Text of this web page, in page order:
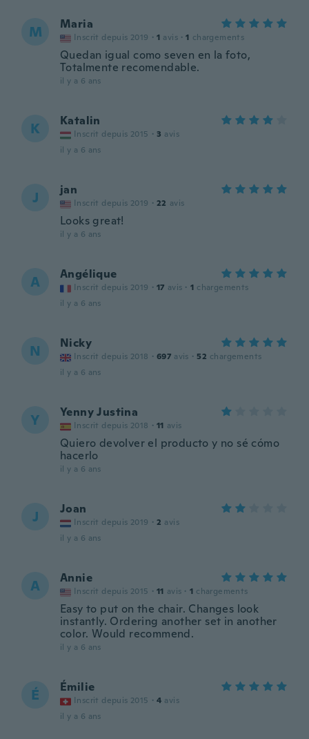
M Maria
Inscrit depuis 2019 · 1 avis · 1 chargements
Quedan igual como seven en la foto,
Totalmente recomendable.
il y a 6 ans
K Katalin
Inscrit depuis 2015 · 3 avis
il y a 6 ans
J jan
Inscrit depuis 2019 · 22 avis
Looks great!
il y a 6 ans
A Angélique
Inscrit depuis 2019 · 17 avis · 1 chargements
il y a 6 ans
N Nicky
Inscrit depuis 2018 · 697 avis · 52 chargements
il y a 6 ans
Y Yenny Justina
Inscrit depuis 2018 · 11 avis
Quiero devolver el producto y no sé cómo
hacerlo
il y a 6 ans
J Joan
Inscrit depuis 2019 · 2 avis
il y a 6 ans
A Annie
Inscrit depuis 2015 · 11 avis · 1 chargements
Easy to put on the chair. Changes look
instantly. Ordering another set in another
color. Would recommend.
il y a 6 ans
É Émilie
Inscrit depuis 2015 · 4 avis
il y a 6 ans